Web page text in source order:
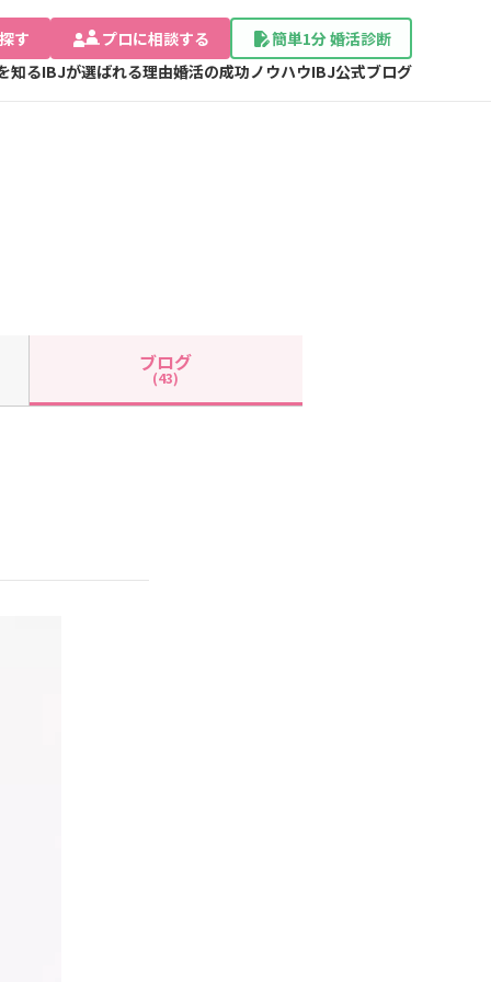
す プロに相談する
簡単1分 婚活診断
知るIBJが選ばれる理由婚活の成功ノウハウIBJ公式ブログ
ブログ
(43)